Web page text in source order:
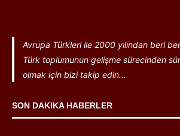
Avrupa Türkleri ile 2000 yılından beri
Türk toplumunun gelişme sürecinden
olmak için bizi takip edin...
SON DAKIKA HABERLER